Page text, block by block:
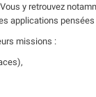
y retrouvez
applications pensées
missions :